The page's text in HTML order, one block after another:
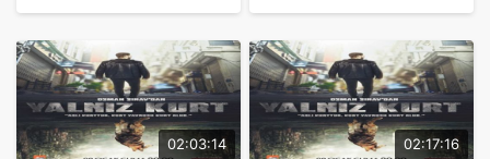
02:17:16
02:03:14